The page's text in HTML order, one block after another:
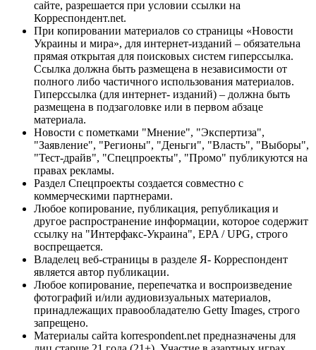
сайте, разрешается при условии ссылки на
Корреспондент.net.
При копировании материалов со страницы «Новости
Украины и мира», для интернет-изданий – обязательна
прямая открытая для поисковых систем гиперссылка.
Ссылка должна быть размещена в независимости от
полного либо частичного использования материалов.
Гиперссылка (для интернет- изданий) – должна быть
размещена в подзаголовке или в первом абзаце
материала.
Новости с пометками "Мнение", "Экспертиза",
"Заявление", "Регионы", "Деньги", "Власть", "Выборы",
"Тест-драйв", "Спецпроекты", "Промо" публикуются на
правах рекламы.
Раздел Спецпроекты создается совместно с
коммерческими партнерами.
Любое копирование, публикация, републикация и
другое распространение информации, которое содержит
ссылку на "Интерфакс-Украина", EPA / UPG, строго
воспрещается.
Владелец веб-страницы в разделе Я- Корреспондент
является автор публикации.
Любое копирование, перепечатка и воспроизведение
фотографий и/или аудиовизуальных материалов,
принадлежащих правообладателю Getty Images, строго
запрещено.
Материалы сайта korrespondent.net предназначены для